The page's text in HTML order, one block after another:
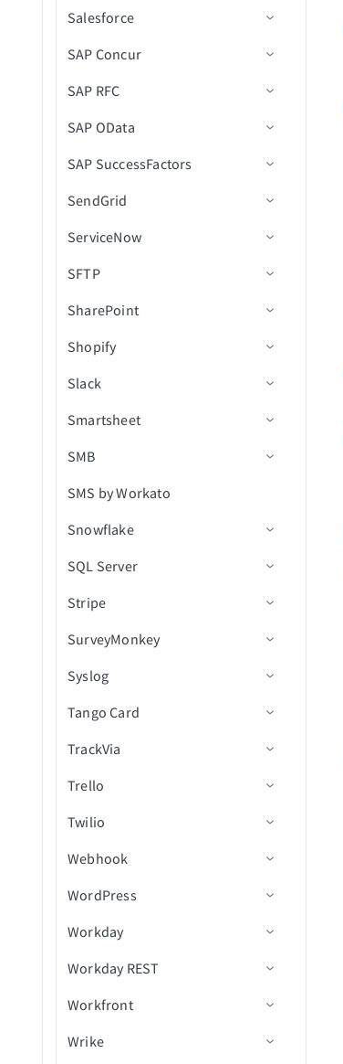
データの読み込みとインポ
ート
ファイルプレフィックスで
コードを検索（バッチ）
送信してフローインスタン
信
出力付きでジョブを送信
インターフェースデータを
更新
レコードを更新（バッチ）
UCMにアップロード
レコードをUpsert
ンロード
ド
CSVからレコードを作成お
よび更新
QuickBooks Onlineコネクシ
ーティング
レシピ関数からデータを返
す
非同期呼び出しの待機
た
API同時実行しきい値を超過
APIポリシークォータ違反
APIポリシーレート制限違反
APIリクエストタイムアウト
デプロイメント承認済み
デプロイメント完了
デプロイメント失敗
デプロイメント拒否
デプロイメントをレビュー
用に再オープン
レビュー用に送信された新
切断
パッケージがデプロイ済み
レシピの開始
ユーザーによって停止され
たレシピ
Workatoによって停止され
レシピを一覧表示
ジョブを再実行
ジョブ履歴を検索
レシピを検索
スタートレシピ
レシピを停止
更新アクション
Upsertアクション
削除アクション
カスタムSQLを実行
長時間クエリカスタムSQL
新規ユーザー
新規/更新済み同期準備済み
新規通話録音
新規通話
新規会社レベル通話
新規イベント
新規SMS
発信
ページャーメッセージを送
ジョブ詳細を取得
ジョブログを取得（batch）
プロセス詳細を取得
部門を一覧表示（batch）
部門別にプロセスを一覧表
出力スキーマ
コード
コネクション設定
トリガー
新規AR支払い
新規連絡先
新規経費
新規請求書
新規項目
新規プロジェクト
新規プロジェクトタスク
新規/更新済みAP請求書
新規/更新済みAP支払い
新規/更新済み連絡先
新規/更新済みGLアカウント
新規/更新済み項目
新規/更新済みオブジェクト
新規/更新済みプロジェクト
新規/更新済みプロジェクト
アクション
ベンダーを作成
ベンダーを更新
トラブルシューティング
Intacct実行時エラーのトラ
Salesforce
コネクション設定
Custom OAuth profileを作成
承認プロセス
バッチ操作
バルク操作
オブジェクト関係
リアルタイムトリガー
SalesforceコネクターFAQ
SOQL
SOQL FAQ
Salesforceをデータベースと同
ト
新規/更新済みレコードをエ
クスポート
ルタイム)
新規レコード
ム）
新規/更新済みレコード
新規/更新済みレコード（バ
アルタイム）
新規アウトバウンドメッセ
（batch）
CSVファイルからレコード
を一括作成
レコードの削除
添付ファイルをダウンロー
ファイルをダウンロード
オブジェクトスキーマの取
得
IDによるレコード詳細の取
のトラブルシューティング
Salesforceランタイムエラー
SAP Concur
コネクション設定
トリガー
新しい経費レポートの送信
新しい経費レポート
新規/更新済み経費レポート
新規/更新済み請求書
新規/更新済みユーザー
アクション
リスト項目を作成
ユーザーを作成
ユーザーを作成（batch）
ベンダーを作成（batch）
リスト項目を削除
すべての参加者タイプを取
すべての経費グループ設定
を取得（batch）
（batch）
すべての経費タイプを取得
（batch）
すべてのリストを取得
（batch）
すべての支払いタイプを取
（batch）
エントリ画像URLを取得
経費レポートの詳細を取得
インボイス詳細を取得
Concur API移行ガイド
SAP RFC
コネクション設定
RFC宛先を作成
IDocsを設定
統合ユーザーを作成
IDoc権限
SAP向けOPAを設定
Workato SAPコネクターを設
SAP OData
コネクション設定
Basic認証設定
クライアント証明書認証設定
OAuth2セットアップ
OAuth BTPセットアップ
アクションとトリガー
SAP SuccessFactors
コネクション設定
ナビゲーションフィールドの
ガー
索
レコードの更新
レコードをUpsert
単一レコードをUpsert
複数のレコードをUpsert
SendGrid
コネクション設定
アクション
メールを送信
トラブルシューティング
403 Forbiddenエラー
ServiceNow
コネクション設定
トリガー
新規レコード
新規/更新済みレコード
新規または新規/更新済みレ
アクション
レコードの検索
レコード作成アクション
SFTP
コネクション設定
トリガー
新規/更新済みファイル
新規/更新済みCSVファイル
アクション
ファイルの権限を変更
ファイルを削除
フォルダを削除
ファイルをダウンロード
ファイル情報を取得
フォルダを一覧表示
ファイルの名前変更/移動
ファイル/フォルダを検索
ファイルのアップロード
トラブルシューティング
SharePoint
コネクション設定
トリガー
削除済みファイルまたはフ
行
SharePointリスト内の新規/
更新済み行
フォルダ階層内の新規/更新
済みファイル
フォルダ階層内の新規/更新
ト）
アクション
ファイルをコピー
ライブラリにフォルダを作
たはフォルダを削除
リスト内の行を削除
リスト内の添付ファイルを
ダウンロード（batch）
フォルダの詳細を取得
ファイルとフォルダの権限
たはフォルダを一覧表示
（batch）
SharePoint FAQ
トラブルシューティング
SharePointコネクションの
Shopify
コネクション設定
トリガー
新規注文
新規製品
新規製品バリアント
新規更新済み放棄チェック
アクション
オブジェクトにメタフィー
追加
在庫レベルを調整
フルフィルメントをキャン
在庫品目をロケーションに
接続
製品画像を作成
製品バリアントを作成
Slack
コネクション設定
Slack vs Workbot
メッセージボタン
メッセージスレッド
Custom OAuth profiles
トリガー
New event（リアルタイム）
ボタンクリック（リアルタ
アクション
投稿メッセージ
ボタンクリックに応答
ユーザーを会話に招待
会話をアーカイブ
会話のアーカイブを解除
会話を作成
会話の目的を設定
会話のトピックを設定
Smartsheet
コネクション設定
トリガー
シート内の新規または更新
新済み行
レポート内の新規行
アクション
行を作成
IDで行を取得
行を検索
行を更新
SMB
コネクション設定
トリガー
新規/更新済みファイルトリ
アクション
フォルダを作成
リソースを削除
ファイルをダウンロード
ディレクトリコンテンツを
SMS by Workato
Snowflake
コネクション設定
トリガー
新規行トリガー
新規/更新済み行トリガー
アクション
アクションを選択
アクションを挿入
更新アクション
Upsertアクション
削除アクション
カスタムSQLを使用して長
アップロード
ステージからテーブルに一
SQL Server
コネクション設定
トリガー
新規行
新規/更新行
スケジュール済みクエリ
アクション
アクションを選択
アクションを挿入
更新アクション
Upsertアクション
削除アクション
レプリケート
オンブレミスファイルから
行
ベストプラクティス
ユースケース
トラブルシューティング
Stripe
コネクション設定
トリガー
新規請求
新規オブジェクト
新規オブジェクト（バッ
（リアルタイム）
アクション
請求を作成
顧客を作成
請求書項目を作成
IDで顧客を取得
IDでオブジェクトを取得
オブジェクトを一覧表示
IDで請求書を取得
請求を検索
請求書明細を検索
SurveyMonkey
コネクション設定
Syslog
コネクション設定
Tango Card
コネクション設定
TrackVia
コネクション設定
トリガー
削除済みレコード
新規レコード
レコードが更新済み
アクション
レコードの作成
ユーザーを作成
ビュー内のすべてのレコー
Trello
コネクション設定
トリガー
新規カード
新規または更新されたカー
アクション
カードに色を追加
カードにコメントを追加
ボードを作成
カードを作成
Twilio
コネクション設定
トリガー
受信SMS
アクション
MMSメディアを取得
IVR電話をかける
電話をかける
Webhook
ウィザードを使用してセット
イベント
WordPress
コネクション設定
トリガー
新規コメント
新規投稿作成
アクション
投稿を作成
Workday
コネクション設定
トリガー
新規/更新済みビジネスオブ
アクション
Workday REST
コネクション設定
トリガー
Workfront
コネクション設定
Wrike